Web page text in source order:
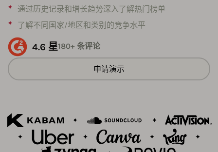
通过历史记录和增长趋势深入了解热门榜单
了解不同国家/地区和类别的竞争水平
4.6 星180+ 条评论
申请演示